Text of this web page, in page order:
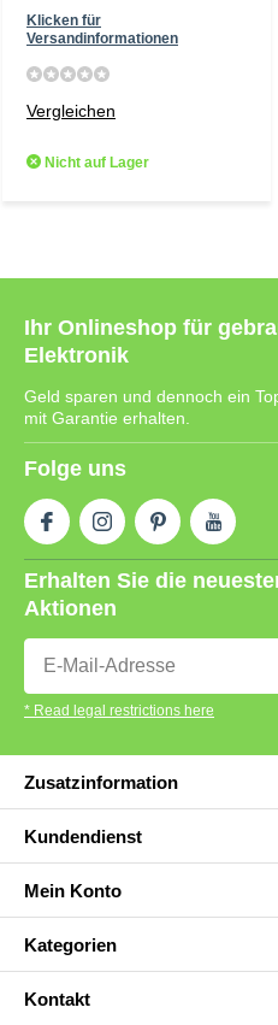
Klicken für
Versandinformationen
Vergleichen
Nicht auf Lager
Ihr Onlineshop für
Elektronik
Geld sparen und dennoch ein
mit Garantie erhalten.
Folge uns
Erhalten Sie die
Aktionen
* Read legal restrictions here
Zusatzinformation
Kundendienst
Mein Konto
Kategorien
Kontakt